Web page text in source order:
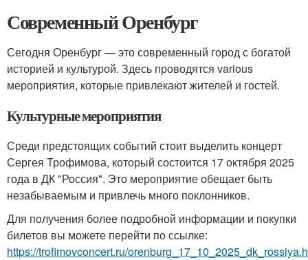
Современный Оренбург
Сегодня Оренбург — это современный город с богатой
историей и культурой. Здесь проводятся various
мероприятия, которые привлекают жителей и гостей.
Культурные мероприятия
Среди предстоящих событий стоит выделить концерт
Сергея Трофимова, который состоится 17 октября 2025
года в ДК "Россия". Это мероприятие обещает быть
незабываемым и привлечь много поклонников.
Для получения более подробной информации и покупки
билетов вы можете перейти по ссылке:
https://trofimovconcert.ru/